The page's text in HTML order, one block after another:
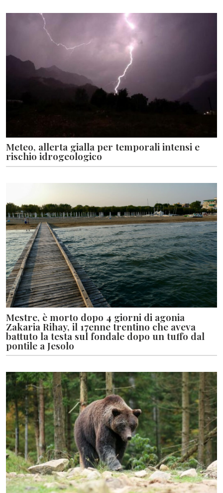
Meteo, allerta gialla per temporali intensi e
rischio idrogeologico
Mestre, è morto dopo 4 giorni di agonia
Zakaria Rihay, il 17enne trentino che aveva
battuto la testa sul fondale dopo un tuffo dal
pontile a Jesolo